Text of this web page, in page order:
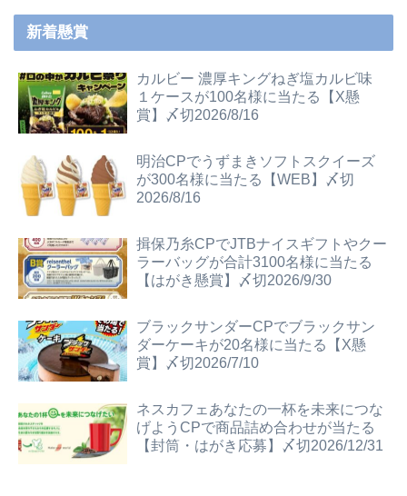
新着懸賞
カルビー 濃厚キングねぎ塩カルビ味
１ケースが100名様に当たる【X懸
賞】〆切2026/8/16
明治CPでうずまきソフトスクイーズ
が300名様に当たる【WEB】〆切
2026/8/16
揖保乃糸CPでJTBナイスギフトやクー
ラーバッグが合計3100名様に当たる
【はがき懸賞】〆切2026/9/30
ブラックサンダーCPでブラックサン
ダーケーキが20名様に当たる【X懸
賞】〆切2026/7/10
ネスカフェあなたの一杯を未来につな
げようCPで商品詰め合わせが当たる
【封筒・はがき応募】〆切2026/12/31